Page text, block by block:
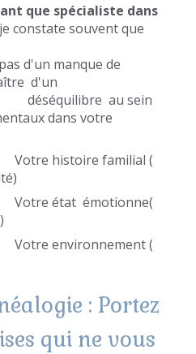
que spécialiste dans
je constate souvent que
d'un manque de
naître d'un
au sein
dans votre
familial (
émotionne(
(
: Portez
qui ne vous